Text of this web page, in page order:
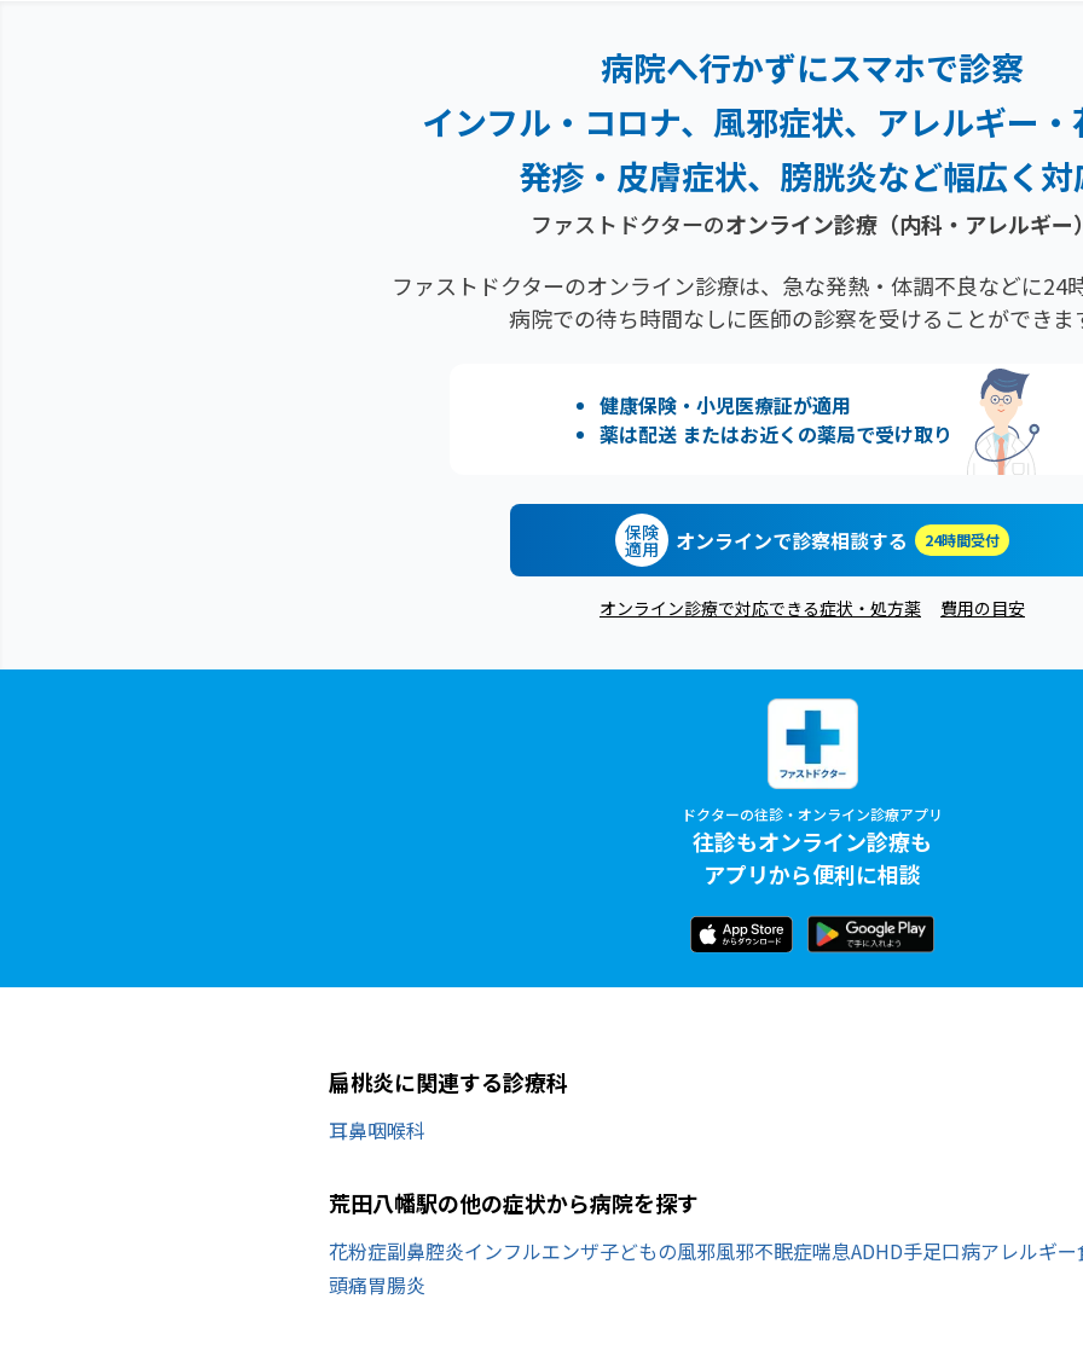
病院へ行かずにスマホで診察
インフル・コロナ、風邪症状、 アレルギー
発疹・ 皮膚症状、膀胱炎など幅広く対
ファストドクターのオンライン診療（内科・アレルギー
ファストドクターのオンライン診療は、急な発熱・体調不良などに24
病院での待ち時間なしに医師の診察を受けることができま
健康保険・小児医療証が適用
薬は配送 またはお近くの薬局で受け取り
保険
適用 オンラインで診察相談する 24時間受付
オンライン診療で対応できる症状・処方薬 費用の目安
ドクターの往診・オンライン診療アプリ
往診もオンライン診療も
アプリから便利に相談
扁桃炎に関連する診療科
耳鼻咽喉科
荒田八幡駅の他の症状から病院を探す
花粉症副鼻腔炎インフルエンザ子どもの風邪風邪不眠症喘息ADHD手足口病アレルギー
頭痛胃腸炎